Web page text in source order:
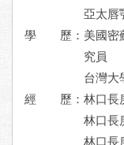
亞太唇
學 歷： 美國密
究員
台灣大
經 歷： 林口長
林口長
林口長